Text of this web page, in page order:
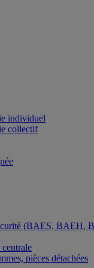
individuel
collectif
(BAES,
pièces détachées